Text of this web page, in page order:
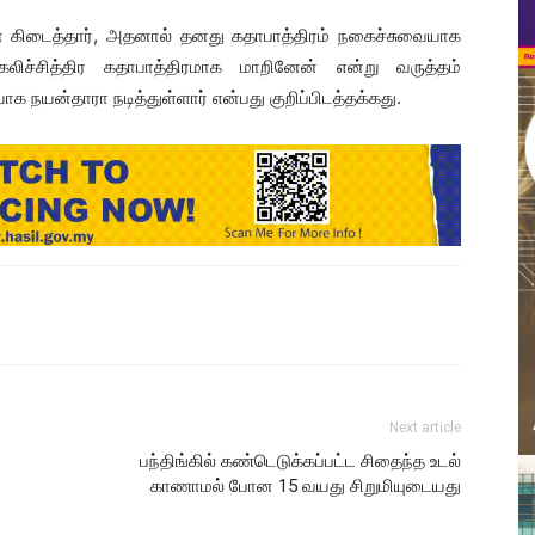
அதனால் தனது கதாபாத்திரம் நகைச்சுவையாக
கதாபாத்திரமாக மாறினேன் என்று வருத்தம்
நயன்தாரா நடித்துள்ளார் என்பது குறிப்பிடத்தக்கது.
Next article
பந்திங்கில் கண்டெடுக்கப்பட்ட சிதைந்த உடல்
காணாமல் போன 15 வயது சிறுமியுடையது